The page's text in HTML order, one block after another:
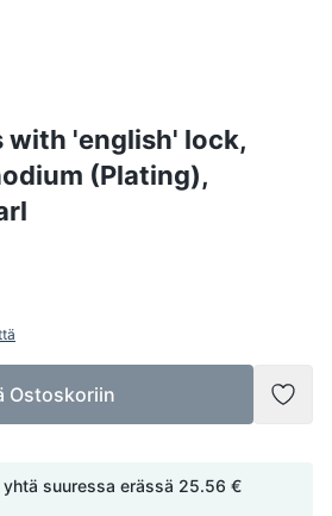
with 'english' lock,
(Plating),
Ostoskoriin
suuressa erässä 25.56 €